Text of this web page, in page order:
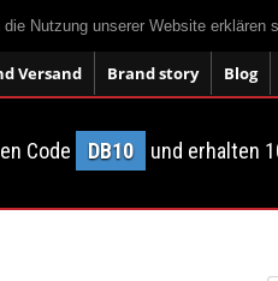
Nutzung unserer Website erklären
Versand Brand story Blog
Code DB10 und erhalten